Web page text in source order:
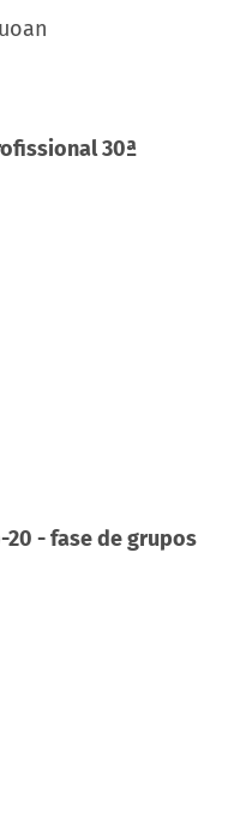
30ª
20 - fase de grupos